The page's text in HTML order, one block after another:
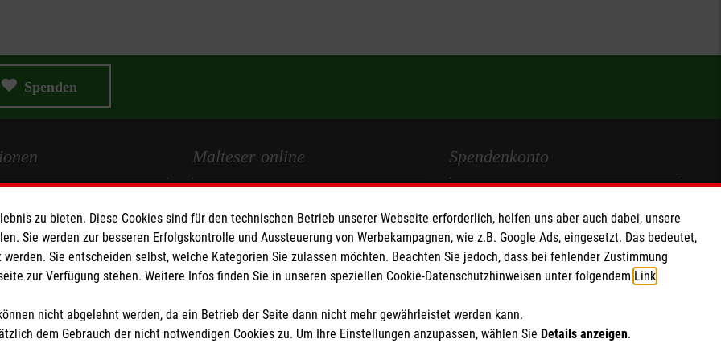
eingehalten werden. Ist
mit.
und leben als man selbst.
dass Sie unserem
Sie sich solidarisch
Geräten
umgehen.
Kontaktfreude,
guten Rahmen für Ihr
passt und realisierbar
entwickeln oder mit
Ehrenamt tätig sind.
Spenden
Malteser online
Malteser International
Spendenkonto
IBAN: DE69 3706 0193 3090 4331 39
BIC: GENODED1PAX
zu bieten. Diese Cookies sind für den technischen Betrieb unserer Webseite erforderlich, helfen uns aber auch dabei, unsere
Sie werden zur besseren Erfolgskontrolle und Aussteuerung von Werbekampagnen, wie z.B. Google Ads, eingesetzt. Das bedeutet,
Sie entscheiden selbst, welche Kategorien Sie zulassen möchten. Beachten Sie jedoch, dass bei fehlender Zustimmung
zur Verfügung stehen. Weitere Infos finden Sie in unseren speziellen Cookie-Datenschutzhinweisen unter folgendem Link
nicht abgelehnt werden, da ein Betrieb der Seite dann nicht mehr gewährleistet werden kann.
dem Gebrauch der nicht notwendigen Cookies zu. Um Ihre Einstellungen anzupassen, wählen Sie Details anzeigen.